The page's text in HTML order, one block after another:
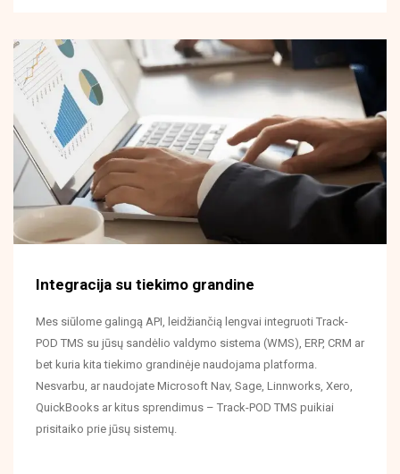
Integracija su tiekimo grandine
Mes siūlome galingą API, leidžiančią lengvai integruoti Track-
POD TMS su jūsų sandėlio valdymo sistema (WMS), ERP, CRM ar
bet kuria kita tiekimo grandinėje naudojama platforma.
Nesvarbu, ar naudojate Microsoft Nav, Sage, Linnworks, Xero,
QuickBooks ar kitus sprendimus – Track-POD TMS puikiai
prisitaiko prie jūsų sistemų.